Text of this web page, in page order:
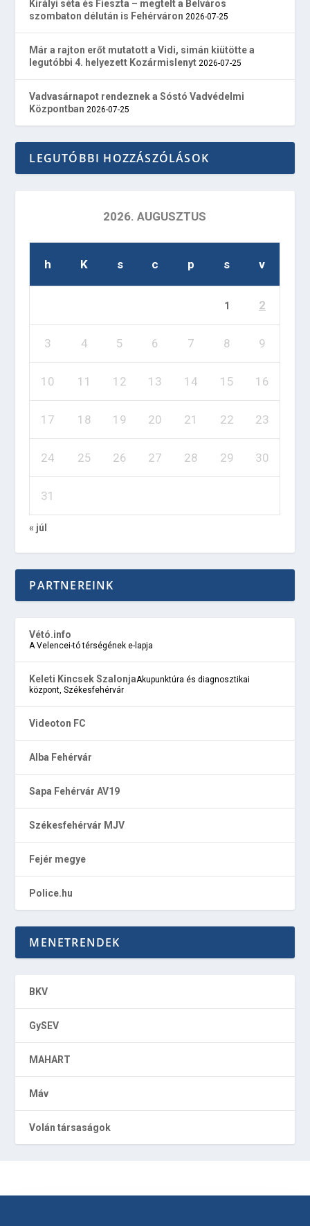
Királyi séta és Fieszta – megtelt a Belváros
szombaton délután is Fehérváron 2026-07-25
Már a rajton erőt mutatott a Vidi, simán kiütötte a
legutóbbi 4. helyezett Kozármislenyt 2026-07-25
Vadvasárnapot rendeznek a Sóstó Vadvédelmi
Központban 2026-07-25
LEGUTÓBBI HOZZÁSZÓLÁSOK
2026. AUGUSZTUS
h K s c p s v
1 2
3 4 5 6 7 8 9
10 11 12 13 14 15 16
17 18 19 20 21 22 23
24 25 26 27 28 29 30
31
« júl
PARTNEREINK
Vétó.info
A Velencei-tó térségének e-lapja
Keleti Kincsek SzalonjaAkupunktúra és diagnosztikai
központ, Székesfehérvár
Videoton FC
Alba Fehérvár
Sapa Fehérvár AV19
Székesfehérvár MJV
Fejér megye
Police.hu
MENETRENDEK
BKV
GySEV
MAHART
Máv
Volán társaságok